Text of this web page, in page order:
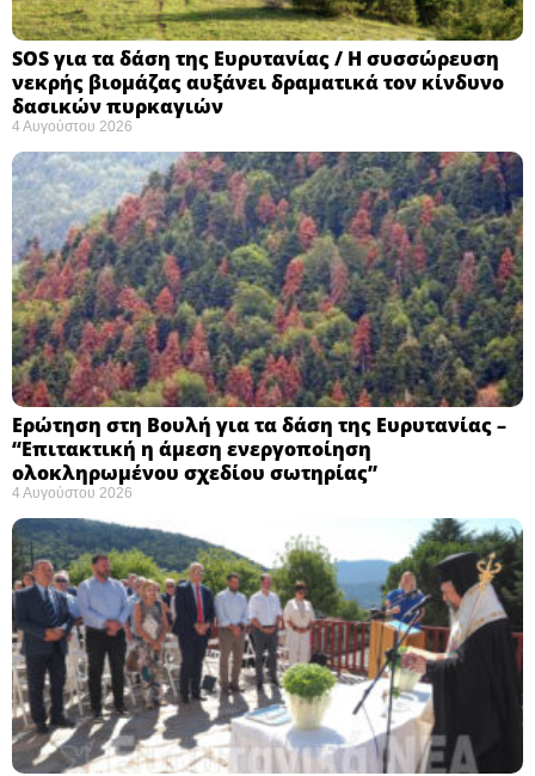
SOS για τα δάση της Ευρυτανίας / Η συσσώρευση
νεκρής βιομάζας αυξάνει δραματικά τον κίνδυνο
δασικών πυρκαγιών
4 Αυγούστου 2026
Ερώτηση στη Βουλή για τα δάση της Ευρυτανίας –
“Eπιτακτική η άμεση ενεργοποίηση
ολοκληρωμένου σχεδίου σωτηρίας”
4 Αυγούστου 2026